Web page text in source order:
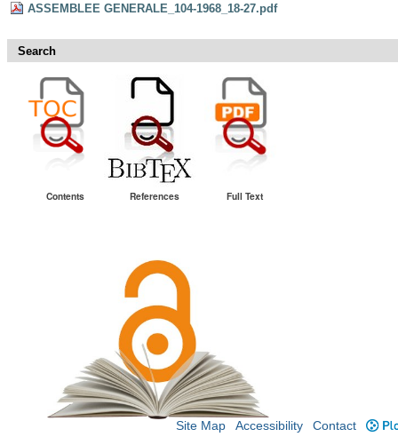
ASSEMBLEE GENERALE_104-1968_18-27.pdf
Search
Contents References Full Text
Site Map Accessibility Contact